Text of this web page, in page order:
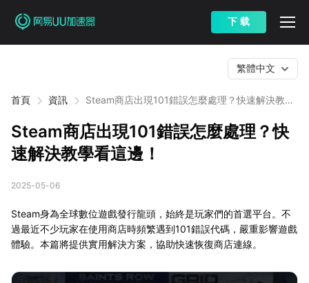
下 载
首頁 資訊
Steam商店出現101錯誤怎麼處理？快速解決教學
繁體中文
Steam商店出現101錯誤怎麼處理？快
速解決教學看這邊！
2025-05-06
Steam身為全球數位遊戲發行龍頭，始終是玩家們的首選平台。不
過最近不少玩家在使用商店時頻繁遇到101錯誤代碼，嚴重影響遊戲
體驗。本篇將提供實用解決方案，協助快速恢復商店連線。